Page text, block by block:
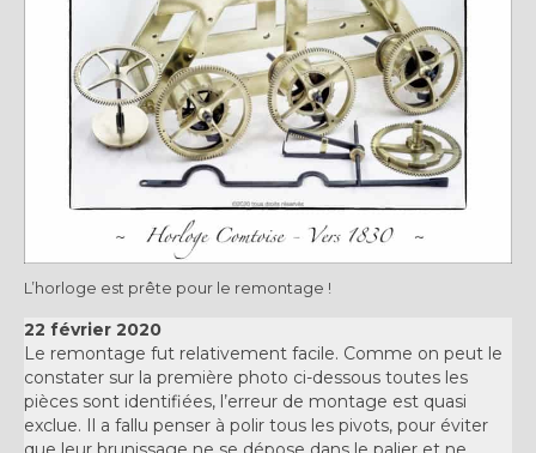
L’horloge est prête pour le remontage !
22 février 2020
Le remontage fut relativement facile. Comme on peut le
constater sur la première photo ci-dessous toutes les
pièces sont identifiées, l’erreur de montage est quasi
exclue. Il a fallu penser à polir tous les pivots, pour éviter